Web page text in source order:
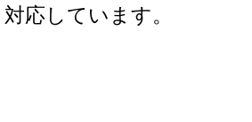
対応しています。